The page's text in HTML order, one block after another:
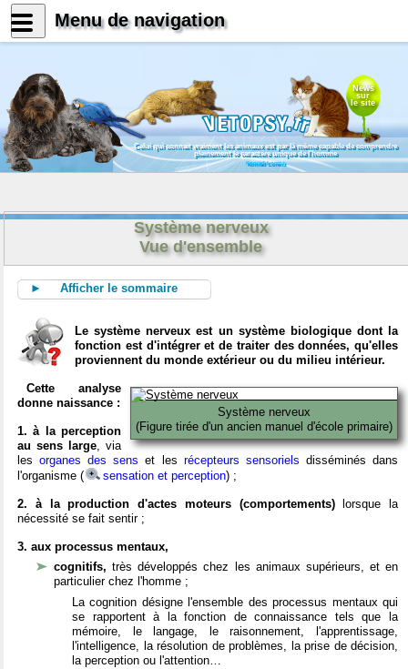
News
sur
le site
Celui qui connait vraiment les animaux est par là même capable de comprendre
pleinement le caractère unique de l'homme
Konrad Lorenz
Système nerveux
Vue d'ensemble
► Afficher le sommaire
Le système nerveux est un système biologique dont la
fonction est d'intégrer et de traiter des données, qu'elles
proviennent du monde extérieur ou du milieu intérieur.
Système nerveux
(Figure tirée d'un ancien manuel d'école primaire)
Cette analyse
donne naissance :
1. à la perception
au sens large, via
lesorganes des sens et les récepteurs sensoriels disséminés dans
l'organisme (
sensation et perception) ;
2. à la production d'actes moteurs (comportements)lorsque la
nécessité se fait sentir ;
3. aux processus mentaux,
cognitifs,très développés chez les animaux supérieurs, et en
particulier chez l'homme ;
La cognition désigne l'ensemble des processus mentaux qui
se rapportent à la fonction de connaissance tels que la
mémoire, le langage, le raisonnement, l'apprentissage,
l'intelligence, la résolution de problèmes, la prise de décision,
la perception ou l'attention…
Menu de navigation